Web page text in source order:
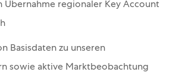
Übernahme regionaler Key Account
Basisdaten zu unseren
sowie aktive Marktbeobachtung